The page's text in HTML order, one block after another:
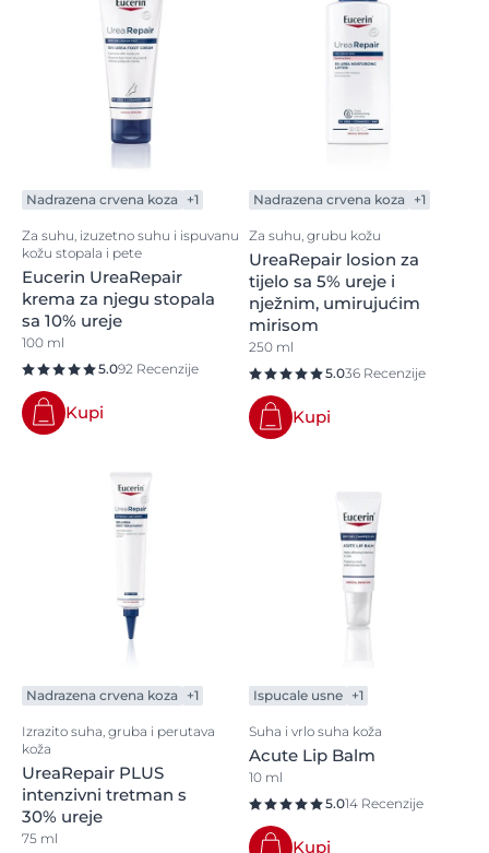
uključuje sredstvo za čišćenje, losione za tijelo, kreme
(uključujući proizvode za njegu ruku i nogu) i
intenzivnu krema za lokalnu primjenu na
problematičnim područjima izrazito suhe kože.
Eucerin UreaRepair njega dostupna je s različitim
koncentracijama
, koja se primjenjuje ovisno o
težini suhoće kože.
Nadrazena crvena koza +1
Za suhu, izuzetno suhu i ispuvanu
kožu stopala i pete
Eucerin UreaRepair
krema za njegu stopala
sa 10% ureje
100 ml
5.092 Recenzije
Kupi
Nadrazena crvena koza +1
Za suhu, grubu kožu
UreaRepair losion za
tijelo sa 5% ureje i
nježnim, umirujućim
mirisom
250 ml
5.036 Recenzije
Kupi
Nadrazena crvena koza +1
Izrazito suha, gruba i perutava
koža
UreaRepair PLUS
intenzivni tretman s
30% ureje
75 ml
Ispucale usne +1
Suha i vrlo suha koža
Acute Lip Balm
10 ml
5.014 Recenzije
Kupi